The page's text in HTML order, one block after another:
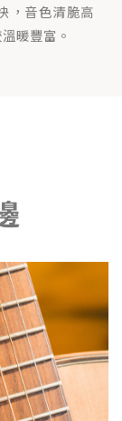
，音色清脆高
暖豐富。